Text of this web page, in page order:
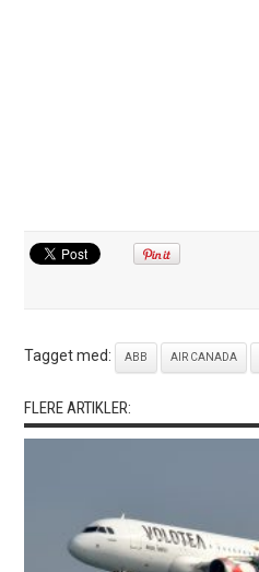
Tagget med: ABB AIR CANADA
FLERE ARTIKLER: